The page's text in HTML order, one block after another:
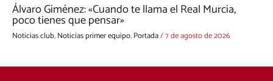
Álvaro Giménez: «Cuando te llama el Real Murcia,
poco tienes que pensar»
Noticias club,Noticias primer equipo,Portada/7 de agosto de 2026